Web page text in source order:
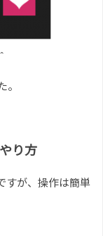
。
り方
すが、操作は簡単